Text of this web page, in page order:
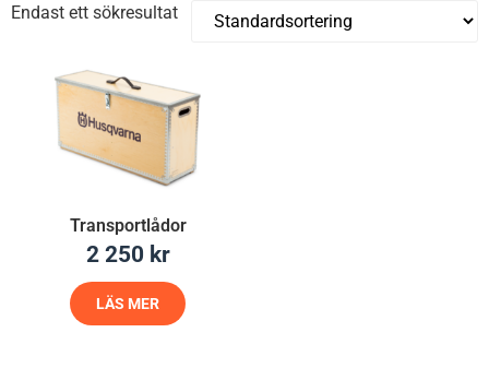
Endast ett sökresultat
Transportlådor
2 250 kr
LÄS MER